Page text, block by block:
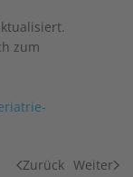
zum
Zurück Weiter